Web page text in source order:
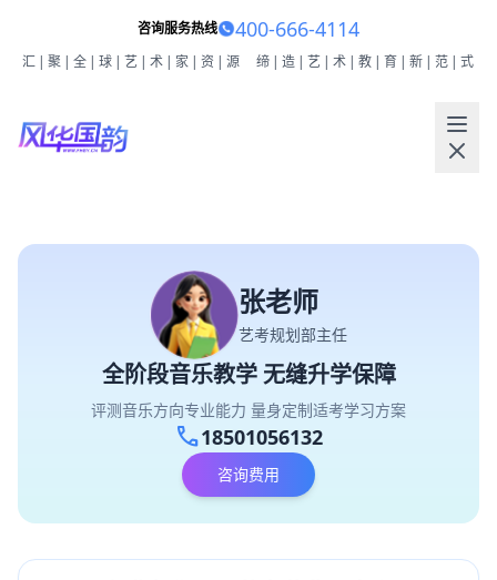
咨询服务热线 400-666-4114
汇|聚|全|球|艺|术|家|资|源 缔|造|艺|术|教|育|新|范|式
张老师
艺考规划部主任
全阶段音乐教学 无缝升学保障
评测音乐方向专业能力 量身定制适考学习方案
call18501056132
咨询费用